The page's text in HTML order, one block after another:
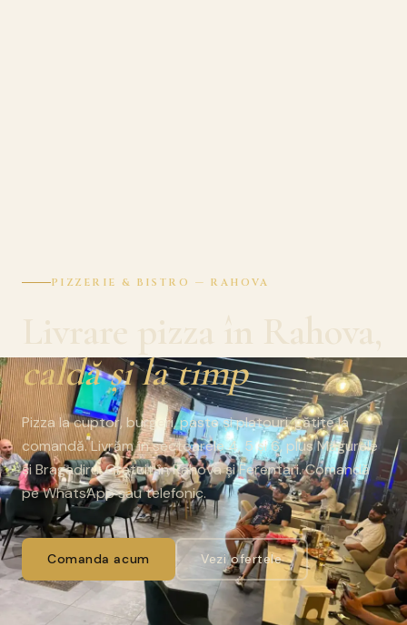
PIZZERIE & BISTRO — RAHOVA
Livrare pizza în Rahova,
caldă și la timp
Pizza la cuptor, burgeri, paste și platouri, gătite la
comandă. Livrăm în sectoarele 4, 5 și 6, plus Măgurele
și Bragadiru. Gratuit în Rahova și Ferentari. Comandă
pe WhatsApp sau telefonic.
Comanda acum Vezi ofertele